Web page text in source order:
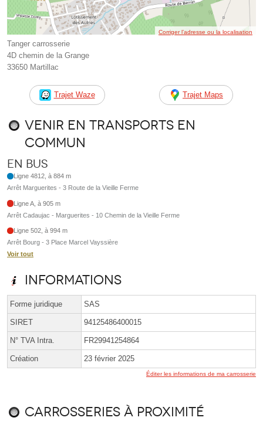
Corriger l’adresse ou la localisation
Tanger carrosserie
4D chemin de la Grange
33650 Martillac
Trajet Waze Trajet Maps
Venir en transports en
commun
En bus
Ligne 4812, à 884 m
Arrêt Marguerites - 3 Route de la Vieille Ferme
Ligne A, à 905 m
Arrêt Cadaujac - Marguerites - 10 Chemin de la Vieille Ferme
Ligne 502, à 994 m
Arrêt Bourg - 3 Place Marcel Vayssière
Voir tout
Informations
Forme juridique SAS
SIRET 94125486400015
N° TVA Intra. FR29941254864
Création 23 février 2025
Éditer les informations de ma carrosserie
Carrosseries à proximité